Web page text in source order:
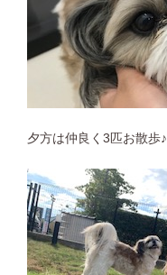
夕方は仲良く3匹お散歩♪